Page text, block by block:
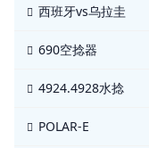
西班牙vs乌拉圭
690空捻器
4924.4928水捻
POLAR-E